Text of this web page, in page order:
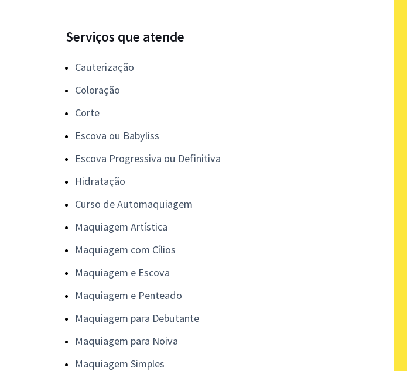
Serviços que atende
Cauterização
Coloração
Corte
Escova ou Babyliss
Escova Progressiva ou Definitiva
Hidratação
Curso de Automaquiagem
Maquiagem Artística
Maquiagem com Cílios
Maquiagem e Escova
Maquiagem e Penteado
Maquiagem para Debutante
Maquiagem para Noiva
Maquiagem Simples